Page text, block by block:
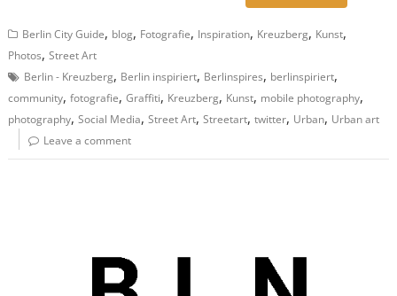
Berlin City Guide, blog, Fotografie, Inspiration, Kreuzberg, Kunst,
Photos,Street Art
Berlin - Kreuzberg, Berlin inspiriert, Berlinspires, berlinspiriert,
community,fotografie,Graffiti, Kreuzberg, Kunst, mobile photography,
photography,Social Media,Street Art,Streetart,twitter, Urban, Urban art
Leave a comment